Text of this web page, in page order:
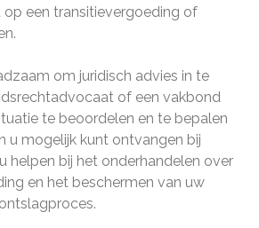
een transitievergoeding of
om juridisch advies in te
of een vakbond
te beoordelen en te bepalen
u mogelijk kunt ontvangen bij
helpen bij het onderhandelen over
en het beschermen van uw